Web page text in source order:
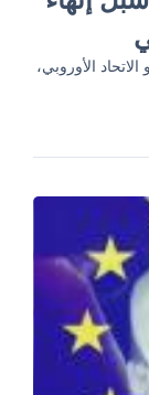
الأوروبي،